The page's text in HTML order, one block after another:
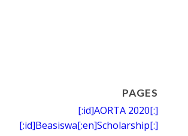
PAGES
[:id]AORTA 2020[:]
[:id]Beasiswa[:en]Scholarship[:]